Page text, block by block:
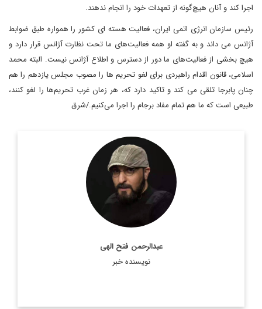
اجرا کند و آنان هیچ‌گونه از تعهدات خود را انجام ندهند.
رئیس سازمان انرژی اتمی ایران، فعالیت هسته ای کشور را همواره طبق ضوابط
آژانس می داند و به گفته او همه فعالیت‌های ما تحت نظارت آژانس قرار دارد و
هیچ بخشی از فعالیت‌های ما دور از دسترس و اطلاع آژانس نیست. البته محمد
اسلامی، قانون اقدام راهبردی برای لغو تحریم ها را مصوب مجلس یازدهم را هم
چنان پابرجا تلقی می کند و تاکید دارد که، هر زمان غرب تحریم‌ها را لغو کنند،
طبیعی است که ما هم تمام مفاد برجام را اجرا می‌کنیم./شرق
عبدالرحمن فتح الهی
نویسنده خبر
روزنامه نگار و کارشناس ارشد روزنامه نگاری سیاسی و عضو
تحریریه دیپلماسی ایرانی.
اطلاعات بیشتر